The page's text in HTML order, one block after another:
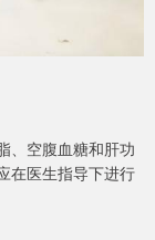
、空腹血糖和肝功
在医生指导下进行